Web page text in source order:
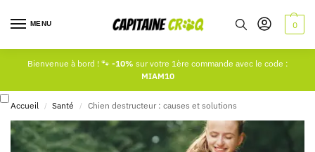
MENU 0
Bienvenue à bord ! 🐾 -10% sur votre 1ère commande avec le code :
MIAM10
Accueil / Santé / Chien destructeur : causes et solutions